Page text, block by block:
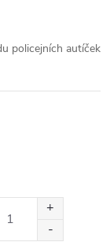
policejních autíček